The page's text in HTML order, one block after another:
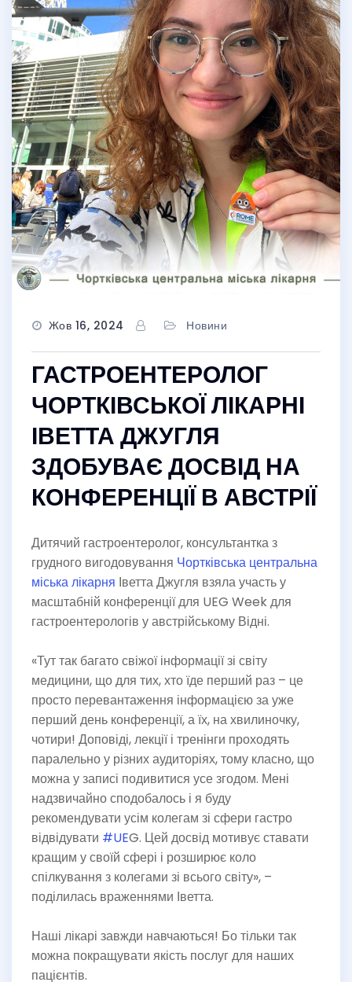
Жов 16, 2024 Новини
ГАСТРОЕНТЕРОЛОГ
ЧОРТКІВСЬКОЇ ЛІКАРНІ
ІВЕТТА ДЖУГЛЯ
ЗДОБУВАЄ ДОСВІД НА
КОНФЕРЕНЦІЇ В АВСТРІЇ
Дитячий гастроентеролог, консультантка з
грудного вигодовування Чортківська центральна
міська лікарня Іветта Джугля взяла участь у
масштабній конференції для UEG Week для
гастроентерологів у австрійському Відні.
«Тут так багато свіжої інформації зі світу
медицини, що для тих, хто їде перший раз – це
просто перевантаження інформацією за уже
перший день конференції, а їх, на хвилиночку,
чотири! Доповіді, лекції і тренінги проходять
паралельно у різних аудиторіях, тому класно, що
можна у записі подивитися усе згодом. Мені
надзвичайно сподобалось і я буду
рекомендувати усім колегам зі сфери гастро
відвідувати #UEG. Цей досвід мотивує ставати
кращим у своїй сфері і розширює коло
спілкування з колегами зі всього світу», –
поділилась враженнями Іветта.
Наші лікарі завжди навчаються! Бо тільки так
можна покращувати якість послуг для наших
пацієнтів.